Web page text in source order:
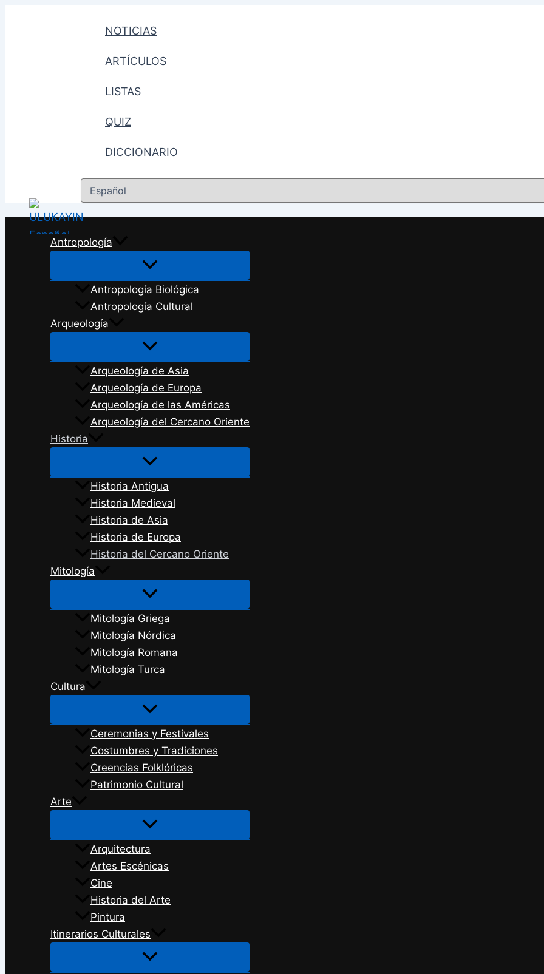
NOTICIAS
ARTÍCULOS
LISTAS
QUIZ
DICCIONARIO
Elegir
Antropología
Antropología Biológica
Antropología Cultural
Arqueología
Arqueología de Asia
Arqueología de Europa
Arqueología de las Américas
Arqueología del Cercano Oriente
Historia
Historia Antigua
Historia Medieval
Historia de Asia
Historia de Europa
Historia del Cercano Oriente
Mitología
Mitología Griega
Mitología Nórdica
Mitología Romana
Mitología Turca
Cultura
Ceremonias y Festivales
Costumbres y Tradiciones
Creencias Folklóricas
Patrimonio Cultural
Arte
Arquitectura
Artes Escénicas
Cine
Historia del Arte
Pintura
Itinerarios Culturales